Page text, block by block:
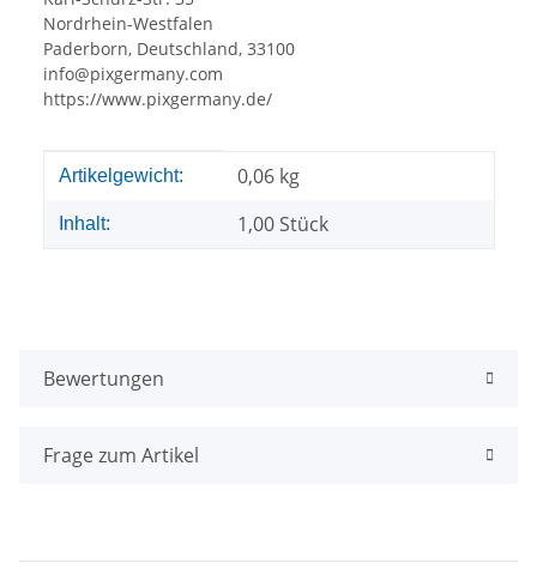
Nordrhein-Westfalen
Paderborn, Deutschland, 33100
info@pixgermany.com
https://www.pixgermany.de/
Produkteigenschaft
Wert
Artikelgewicht: 0,06 kg
Inhalt: 1,00 Stück
Bewertungen
Frage zum Artikel